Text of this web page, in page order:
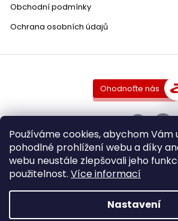
Používáme cookies, abychom Vám
pohodlné prohlížení webu a díky
webu neustále zlepšovali jeho
použitelnost. Více informací
Nastavení
Obchodní podmínky
Ochrana osobních údajů
Ohodnoťte nás
Copyright 2026DobraVina.cz. Všechna
Upravit nastavení
Grafický návrh vytvořil a nakódoval